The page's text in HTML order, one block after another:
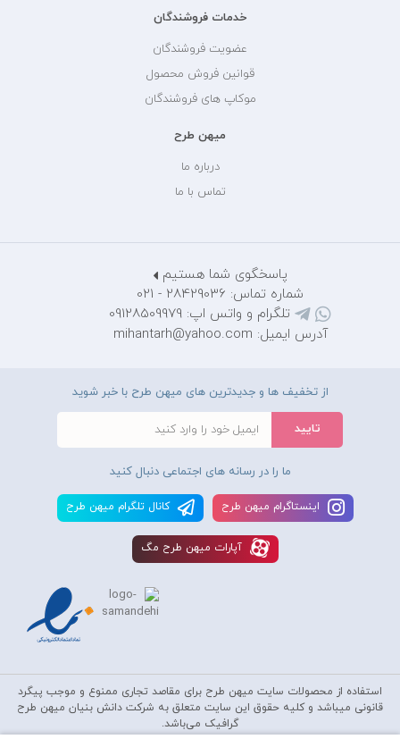
خدمات فروشندگان
عضویت فروشندگان
قوانین فروش محصول
موکاپ های فروشندگان
میهن طرح
درباره ما
تماس با ما
پاسخگوی شما هستیم
شماره تماس: 28429036 - 021
تلگرام و واتس اپ: 09128509979
آدرس ایمیل: mihantarh@yahoo.com
از تخفیف ها و جدیدترین های میهن طرح با خبر شوید
ما را در رسانه های اجتماعی دنبال کنید
اينستاگرام ميهن طرح کانال تلگرام ميهن طرح
آپارات ميهن طرح مگ
استفاده از محصولات سايت میهن طرح برای مقاصد تجاری ممنوع و موجب پیگرد
قانونی میباشد و کليه حقوق اين سايت متعلق به شرکت دانش بنیان میهن طرح
گرافیک می‌باشد.